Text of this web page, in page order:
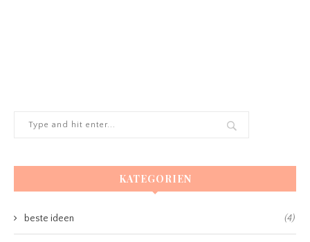
KATEGORIEN
beste ideen (4)